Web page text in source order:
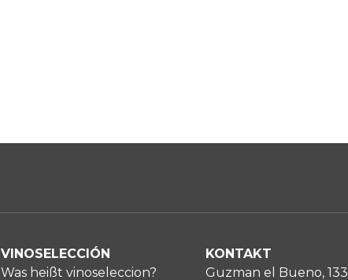
VINOSELECCIÓN
Was heißt vinoseleccion?
KONTAKT
Guzman el Bueno, 133